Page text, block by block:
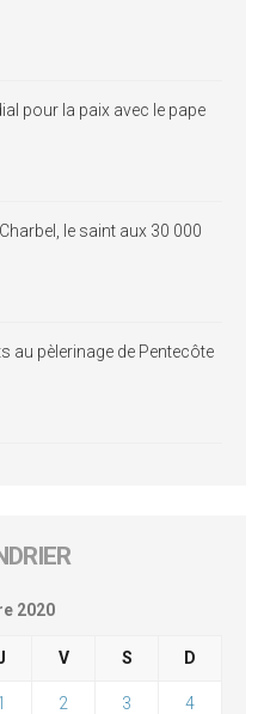
pour la paix avec le pape
le saint aux 30 000
au pèlerinage de Pentecôte
2020
V S D
2 3 4